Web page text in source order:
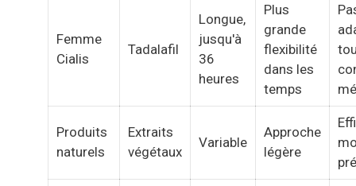
Femme
Cialis
Tadalafil
Longue,
jusqu'à
36
heures
Plus
grande
flexibilité
dans les
temps
Produits
naturels
Extraits
végétaux
Variable
Approche
légère